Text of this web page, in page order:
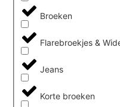
Broeken
Flarebroekjes &
Jeans
Korte broeken